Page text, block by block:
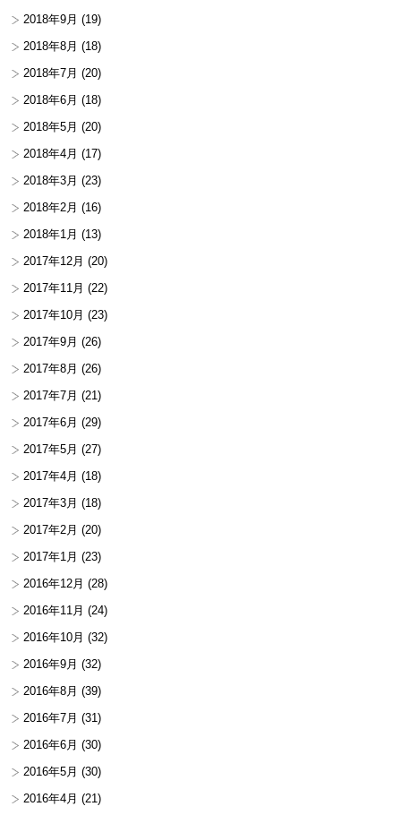
2018年9月 (19)
2018年8月 (18)
2018年7月 (20)
2018年6月 (18)
2018年5月 (20)
2018年4月 (17)
2018年3月 (23)
2018年2月 (16)
2018年1月 (13)
2017年12月 (20)
2017年11月 (22)
2017年10月 (23)
2017年9月 (26)
2017年8月 (26)
2017年7月 (21)
2017年6月 (29)
2017年5月 (27)
2017年4月 (18)
2017年3月 (18)
2017年2月 (20)
2017年1月 (23)
2016年12月 (28)
2016年11月 (24)
2016年10月 (32)
2016年9月 (32)
2016年8月 (39)
2016年7月 (31)
2016年6月 (30)
2016年5月 (30)
2016年4月 (21)